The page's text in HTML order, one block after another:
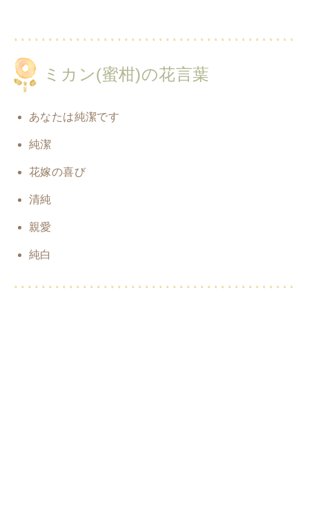
ミカン(蜜柑)の花言葉
あなたは純潔です
純潔
花嫁の喜び
清純
親愛
純白